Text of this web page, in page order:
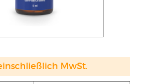
MwSt.